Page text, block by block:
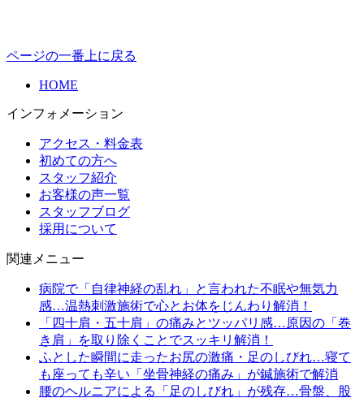
ページの一番上に戻る
HOME
インフォメーション
アクセス・料金表
初めての方へ
スタッフ紹介
お客様の声一覧
スタッフブログ
採用について
関連メニュー
病院で「自律神経の乱れ」と言われた不眠や無気力
感…温熱刺激施術で心とお体をじんわり解消！
「四十肩・五十肩」の痛みとツッパリ感…原因の「巻
き肩」を取り除くことでスッキリ解消！
ふとした瞬間に走ったお尻の激痛・足のしびれ…寝て
も座っても辛い「坐骨神経の痛み」が鍼施術で解消
腰のヘルニアによる「足のしびれ」が残存…骨盤、股